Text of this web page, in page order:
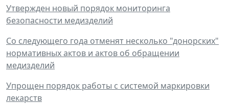
Утвержден новый порядок мониторинга
безопасности медизделий
Со следующего года отменят несколько "донорских"
нормативных актов и актов об обращении
медизделий
Упрощен порядок работы с системой маркировки
лекарств